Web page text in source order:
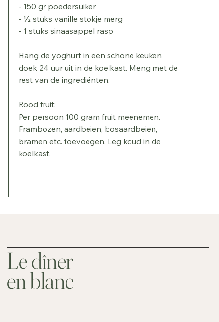
- 150 gr poedersuiker
- 1⁄2 stuks vanille stokje merg
- 1 stuks sinaasappel rasp
Hang de yoghurt in een schone keuken
doek 24 uur uit in de koelkast. Meng met de
rest van de ingrediënten.
Rood fruit:
Per persoon 100 gram fruit meenemen.
Frambozen, aardbeien, bosaardbeien,
bramen etc. toevoegen. Leg koud in de
koelkast.
Le dîner
en blanc